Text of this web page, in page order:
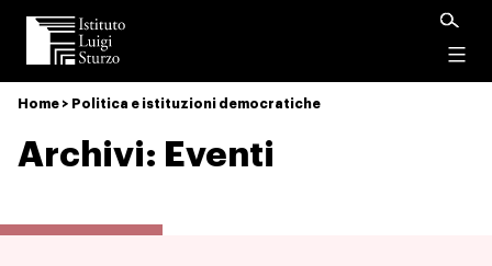
Istituto
Luigi
Sturzo
Home > Politica e istituzioni democratiche
Archivi: Eventi